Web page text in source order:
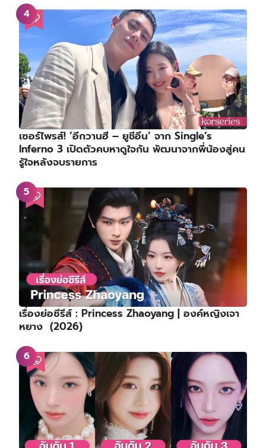
เซอร์ไพรส์! ‘อีกวานฮี – ยูชีอึน’ จาก Single’s
Inferno 3 เปิดตัวคบหาดูใจกัน พัฒนาจากพี่น้องสู่คน
รู้ใจหลังจบรายการ
เรื่องย่อซีรีส์ : Princess Zhaoyang | องค์หญิงเจา
หยาง (2026)